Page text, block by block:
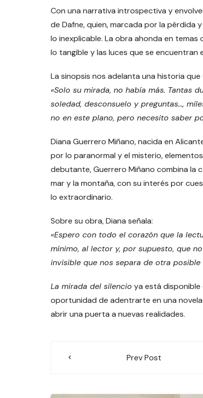
Con una narrativa introspectiva y
de Dafne, quien, marcada por la pérdida
lo inexplicable. La obra ahonda en temas
lo tangible y las luces que se
La sinopsis nos adelanta una historia que
«Solo su mirada, no había más. Tantas
soledad, desconsuelo y preguntas…,
no en este plano, pero necesito saber
Diana Guerrero Miñano, nacida en
por lo paranormal y el misterio,
debutante, Guerrero Miñano combina la
mar y la montaña, con su interés por
lo extraordinario.
Sobre su obra, Diana señala:
«Espero con todo el corazón que la
mínimo, al lector y, por supuesto, que
invisible que nos separa de otra posible
La mirada del silencio ya está disponible
oportunidad de adentrarte en una
abrir una puerta a nuevas realidades.
Prev Post